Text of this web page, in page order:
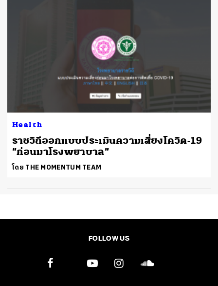
Health
ราชวิถีออกแบบประเมินความเสี่ยงโควิด-19
“ก่อนมาโรงพยาบาล”
โดย THE MOMENTUM TEAM
FOLLOW US
SHARE TWEET